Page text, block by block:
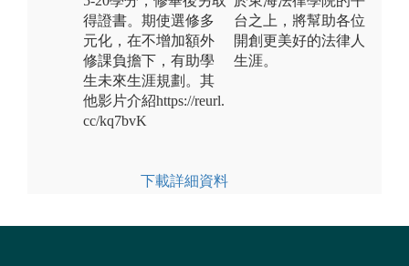
得證書。期使選修多
元化，在不增加額外
修課負擔下，有助學
生未來生涯規劃。其
他影片介紹https://reurl.
cc/kq7bvK
下載詳細資料
台之上，將幫助各位
開創更美好的法律人
生涯。